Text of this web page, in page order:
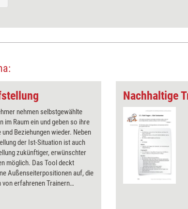
nehmen selbstgewählte
im Raum ein und geben so ihre
und Beziehungen wieder. Neben
der Ist-Situation ist auch
zukünftiger, erwünschter
möglich. Das Tool deckt
Außenseiterpositionen auf, die
von erfahrenen Trainern